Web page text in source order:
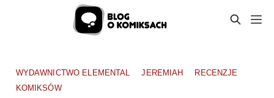
WYDAWNICTWO ELEMENTAL JEREMIAH
RECENZJE
KOMIKSÓW